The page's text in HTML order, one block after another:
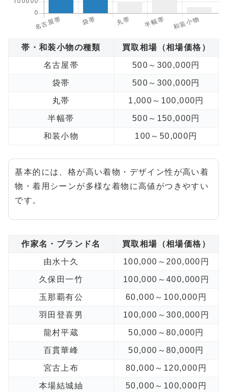
帯・和装小物の種類 買取相場（相場価格）
名古屋帯 500～300,000円
袋帯 500～300,000円
丸帯 1,000～100,000円
半幅帯 500～150,000円
和装小物 100～50,000円
基本的には、格が高い着物・デザイン性が高い着
物・着用シーンが多様な着物に高値がつきやすい
です。
作家名・ブランド名 買取相場（相場価格）
由水十久 100,000～200,000円
久保田一竹 100,000～400,000円
玉那覇有公 60,000～100,000円
羽田登喜男 100,000～300,000円
龍村平蔵 50,000～80,000円
百貫華峰 50,000～80,000円
宮古上布 80,000～120,000円
本場結城紬 50,000～100,000円